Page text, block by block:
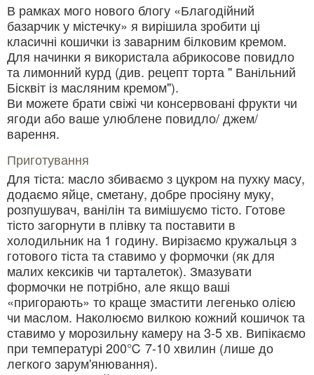
В рамках мого нового блогу «Благодійний
базарчик у містечку» я вирішила зробити ці
класичні кошички із заварним білковим кремом.
Для начинки я використала абрикосове повидло
та лимонний курд (див. рецепт торта " Ванільний
Бісквіт із масляним кремом").
Ви можете брати свіжі чи консервовані фрукти чи
ягоди або ваше улюблене повидло/ джем/
варення.
Приготування
Для тіста: масло збиваємо з цукром на пухку масу,
додаємо яйце, сметану, добре просіяну муку,
розпушувач, ванілін та вимішуємо тісто. Готове
тісто загорнути в плівку та поставити в
холодильник на 1 годину. Вирізаємо кружальця з
готового тіста та ставимо у формочки (як для
малих кексиків чи тарталеток). Змазувати
формочки не потрібно, але якщо ваші
«пригорають» то краще змастити легенько олією
чи маслом. Наколюємо вилкою кожний кошичок та
ставимо у морозильну камеру на 3-5 хв. Випікаємо
при температурі 200℃ 7-10 хвилин (лише до
легкого зарум'янювання).